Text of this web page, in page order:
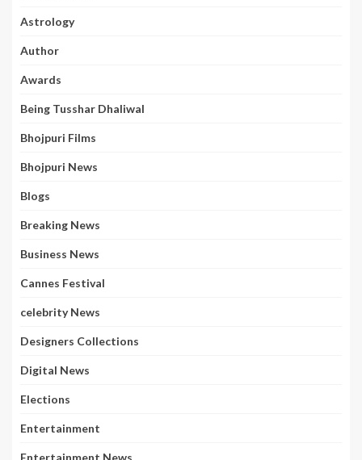
Astrology
Author
Awards
Being Tusshar Dhaliwal
Bhojpuri Films
Bhojpuri News
Blogs
Breaking News
Business News
Cannes Festival
celebrity News
Designers Collections
Digital News
Elections
Entertainment
Entertainment News